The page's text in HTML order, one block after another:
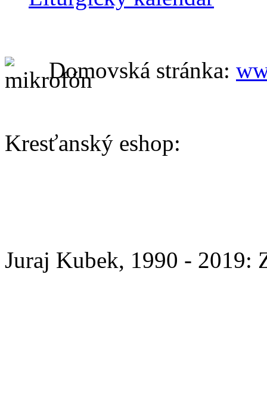
Domovská stránka:
Kresťanský eshop:
Juraj Kubek, 1990 - 2019: